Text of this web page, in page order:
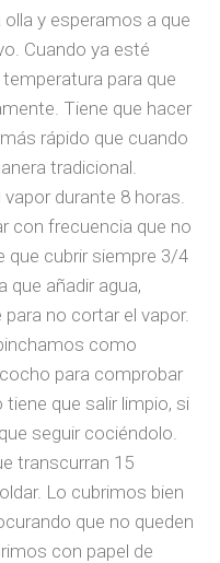
y esperamos a que
Cuando ya esté
para que
Tiene que hacer
rápido que cuando
tradicional.
durante 8 horas.
con frecuencia que no
que cubrir siempre 3/4
que añadir agua,
no cortar el vapor.
como
para comprobar
que salir limpio, si
seguir cociéndolo.
transcurran 15
Lo cubrimos bien
que no queden
con papel de